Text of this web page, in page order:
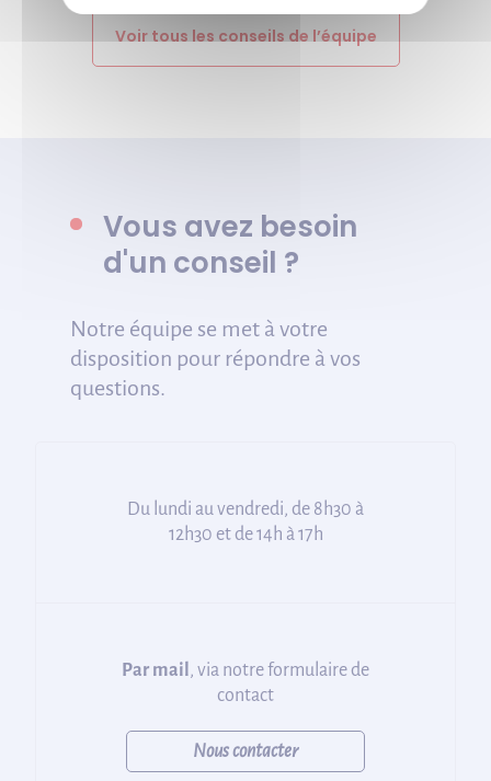
Voir tous les conseils de l’équipe
Vous avez besoin
d'un conseil ?
Notre équipe se met à votre
disposition pour répondre à vos
questions.
Du lundi au vendredi, de 8h30 à
12h30 et de 14h à 17h
Par mail , via notre formulaire de
contact
Nous contacter